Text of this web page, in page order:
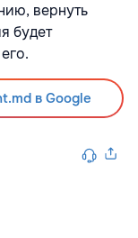
вернуть
будет
в Google